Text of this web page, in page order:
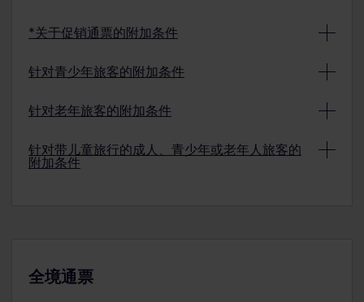
*关于促销通票的附加条件
Eurail欧铁促销通票可能不可退款，也不可改签，具体
情况取决于促销条件。要确定已购买的促销通票能否
针对青少年旅客的附加条件
要使用有折扣优惠的青少年通票旅行，在您选择开始
注意：儿童通票可与青少年通票一起使用；但是，青
针对老年旅客的附加条件
要使用有折扣优惠的老年人通票旅行，在您选择开始
旅行的日期，您的年龄必须为60岁或以上。
针对带儿童旅行的成人、青少年或老年人旅客的
附加条件
一位持成人通票、青少年通票或老年人通票的乘客陪
伴。该成人不一定是家庭成员，只要年满18岁即可。
全境通票